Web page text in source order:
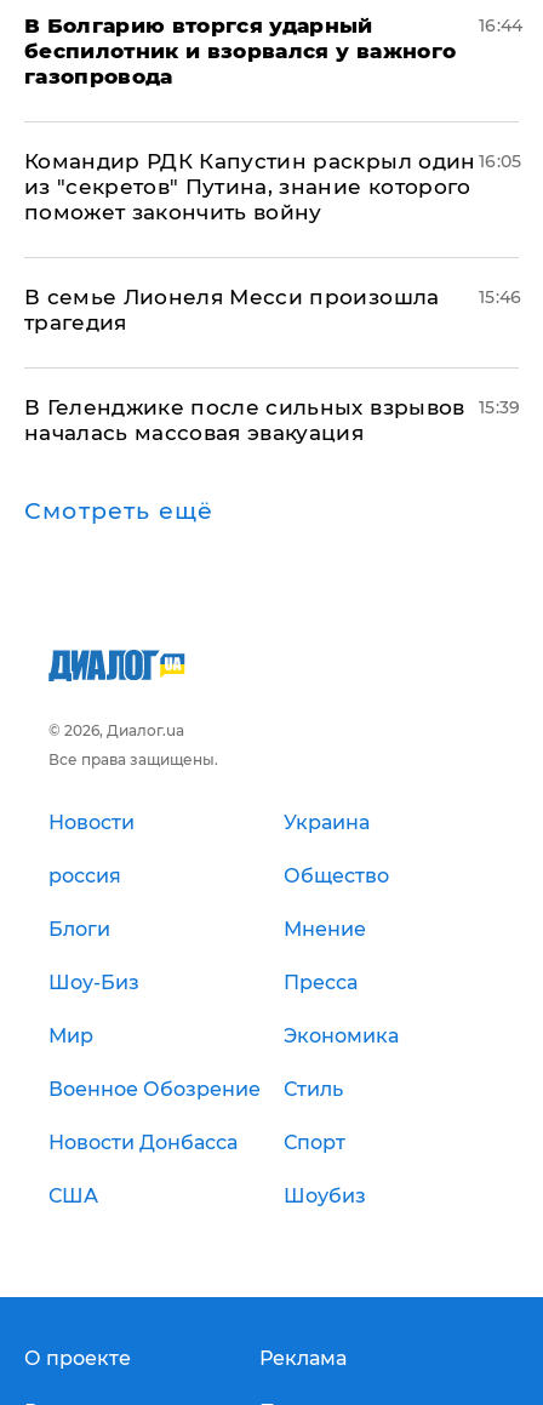
В Болгарию вторгся ударный
беспилотник и взорвался у важного
газопровода
16:44
Командир РДК Капустин раскрыл один
из "секретов" Путина, знание которого
поможет закончить войну
16:05
В семье Лионеля Месси произошла
трагедия
15:46
В Геленджике после сильных взрывов
началась массовая эвакуация
15:39
Смотреть ещё
© 2026, Диалог.ua
Все права защищены.
Новости Украина
россия Общество
Блоги Мнение
Шоу-Биз Пресса
Мир Экономика
Военное Обозрение Стиль
Новости Донбасса Спорт
США Шоубиз
О проекте Реклама